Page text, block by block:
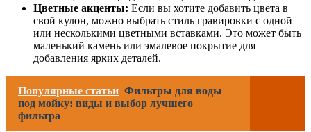
Цветные акценты: Если вы хотите добавить цвета в
свой кулон, можно выбрать стиль гравировки с одной
или несколькими цветными вставками. Это может быть
маленький камень или эмалевое покрытие для
добавления ярких деталей.
Популярные статьи Фильтры для воды
под мойку: виды и выбор лучшего
фильтра